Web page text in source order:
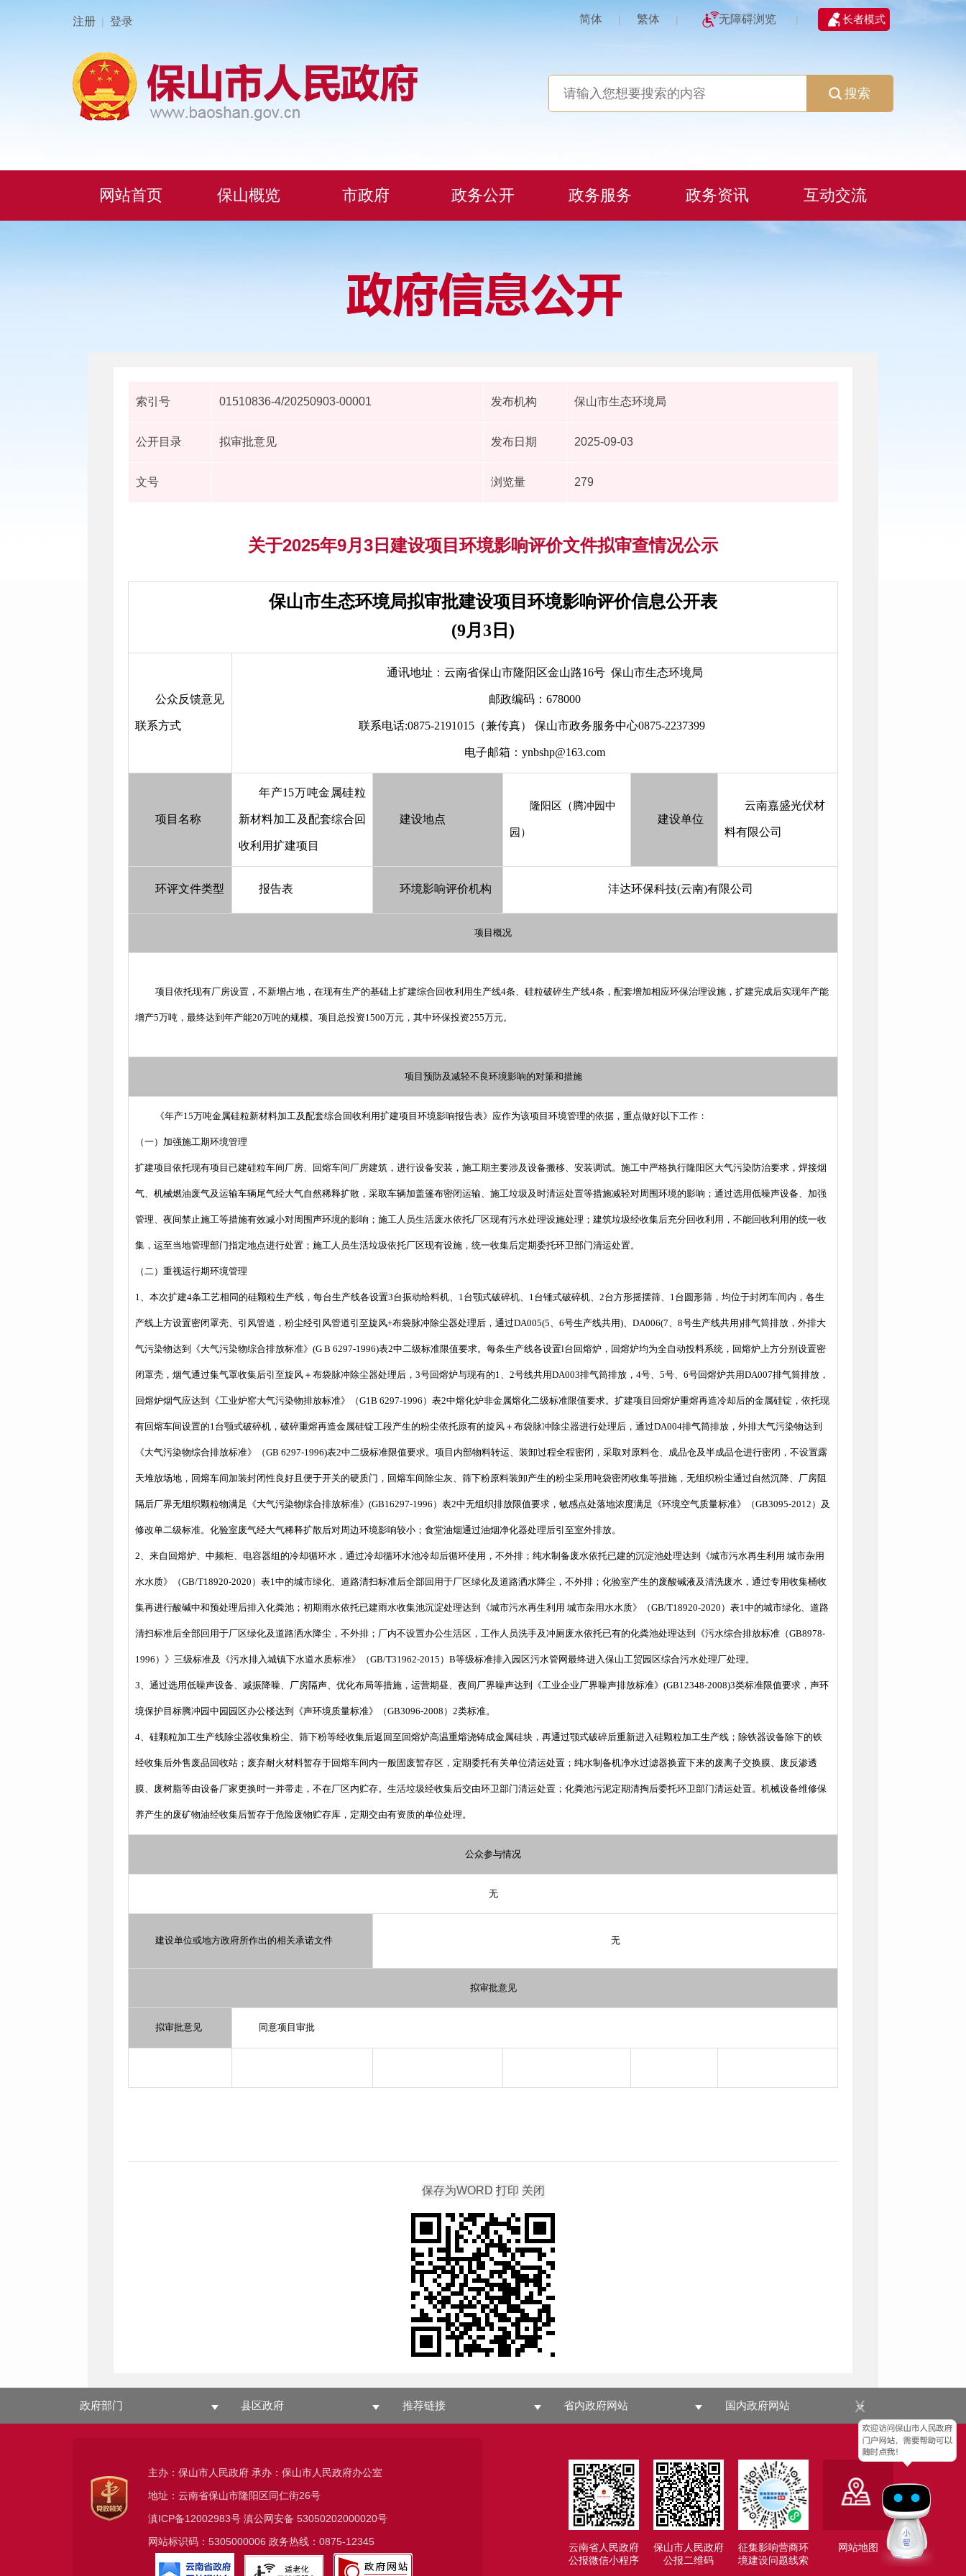
注册 | 登录 简体 | 繁体 | 无障碍浏览 | 长者模式
x
搜索
网站首页 保山概览 市政府 政务公开 政务服务 政务资讯 互动交流
索引号 01510836-4/20250903-00001 发布机构 保山市生态环境局
公开目录 拟审批意见 发布日期 2025-09-03
文号 浏览量 279
关于2025年9月3日建设项目环境影响评价文件拟审查情况公示
保山市生态环境局拟审批建设项目环境影响评价信息公开表
(9月3日)
公众反馈意见
联系方式
通讯地址：云南省保山市隆阳区金山路16号 保山市生态环境局
邮政编码：678000
联系电话:0875-2191015（兼传真） 保山市政务服务中心0875-2237399
电子邮箱：ynbshp@163.com
项目名称
年产15万吨金属硅粒
新材料加工及配套综合回
收利用扩建项目
建设地点
隆阳区（腾冲园中
园）
建设单位
云南嘉盛光伏材
料有限公司
环评文件类型 报告表 环境影响评价机构 沣达环保科技(云南)有限公司
项目概况
项目依托现有厂房设置，不新增占地，在现有生产的基础上扩建综合回收利用生产线4条、硅粒破碎生产线4条，配套增加相应环保治理设施，扩建完成后实现年产能
增产5万吨，最终达到年产能20万吨的规模。项目总投资1500万元，其中环保投资255万元。
项目预防及减轻不良环境影响的对策和措施
《年产15万吨金属硅粒新材料加工及配套综合回收利用扩建项目环境影响报告表》应作为该项目环境管理的依据，重点做好以下工作：
（一）加强施工期环境管理
扩建项目依托现有项目已建硅粒车间厂房、回熔车间厂房建筑，进行设备安装，施工期主要涉及设备搬移、安装调试。施工中严格执行隆阳区大气污染防治要求，焊接烟
气、机械燃油废气及运输车辆尾气经大气自然稀释扩散，采取车辆加盖篷布密闭运输、施工垃圾及时清运处置等措施减轻对周围环境的影响；通过选用低噪声设备、加强
管理、夜间禁止施工等措施有效减小对周围声环境的影响；施工人员生活废水依托厂区现有污水处理设施处理；建筑垃圾经收集后充分回收利用，不能回收利用的统一收
集，运至当地管理部门指定地点进行处置；施工人员生活垃圾依托厂区现有设施，统一收集后定期委托环卫部门清运处置。
（二）重视运行期环境管理
1、本次扩建4条工艺相同的硅颗粒生产线，每台生产线各设置3台振动给料机、1台颚式破碎机、1台锤式破碎机、2台方形摇摆筛、1台圆形筛，均位于封闭车间内，各生
产线上方设置密闭罩壳、引风管道，粉尘经引风管道引至旋风+布袋脉冲除尘器处理后，通过DA005(5、6号生产线共用)、DA006(7、8号生产线共用)排气筒排放，外排大
气污染物达到《大气污染物综合排放标准》(G B 6297-1996)表2中二级标准限值要求。每条生产线各设置l台回熔炉，回熔炉均为全自动投料系统，回熔炉上方分别设置密
闭罩壳，烟气通过集气罩收集后引至旋风＋布袋脉冲除尘器处理后，3号回熔炉与现有的1、2号线共用DA003排气筒排放，4号、5号、6号回熔炉共用DA007排气筒排放，
回熔炉烟气应达到《工业炉窑大气污染物排放标准》（G1B 6297-1996）表2中熔化炉非金属熔化二级标准限值要求。扩建项目回熔炉重熔再造冷却后的金属硅锭，依托现
有回熔车间设置的1台颚式破碎机，破碎重熔再造金属硅锭工段产生的粉尘依托原有的旋风＋布袋脉冲除尘器进行处理后，通过DA004排气筒排放，外排大气污染物达到
《大气污染物综合排放标准》（GB 6297-1996)表2中二级标准限值要求。项目内部物料转运、装卸过程全程密闭，采取对原料仓、成品仓及半成品仓进行密闭，不设置露
天堆放场地，回熔车间加装封闭性良好且便于开关的硬质门，回熔车间除尘灰、筛下粉原料装卸产生的粉尘采用吨袋密闭收集等措施，无组织粉尘通过自然沉降、厂房阻
隔后厂界无组织颗粒物满足《大气污染物综合排放标准》(GB16297-1996）表2中无组织排放限值要求，敏感点处落地浓度满足《环境空气质量标准》（GB3095-2012）及
修改单二级标准。化验室废气经大气稀释扩散后对周边环境影响较小；食堂油烟通过油烟净化器处理后引至室外排放。
2、来自回熔炉、中频柜、电容器组的冷却循环水，通过冷却循环水池冷却后循环使用，不外排；纯水制备废水依托已建的沉淀池处理达到《城市污水再生利用 城市杂用
水水质》（GB/T18920-2020）表1中的城市绿化、道路清扫标准后全部回用于厂区绿化及道路洒水降尘，不外排；化验室产生的废酸碱液及清洗废水，通过专用收集桶收
集再进行酸碱中和预处理后排入化粪池；初期雨水依托已建雨水收集池沉淀处理达到《城市污水再生利用 城市杂用水水质》（GB/T18920-2020）表1中的城市绿化、道路
清扫标准后全部回用于厂区绿化及道路洒水降尘，不外排；厂内不设置办公生活区，工作人员洗手及冲厕废水依托已有的化粪池处理达到《污水综合排放标准（GB8978-
1996）》三级标准及《污水排入城镇下水道水质标准》（GB/T31962-2015）B等级标准排入园区污水管网最终进入保山工贸园区综合污水处理厂处理。
3、通过选用低噪声设备、减振降噪、厂房隔声、优化布局等措施，运营期昼、夜间厂界噪声达到《工业企业厂界噪声排放标准》(GB12348-2008)3类标准限值要求，声环
境保护目标腾冲园中园园区办公楼达到《声环境质量标准》（GB3096-2008）2类标准。
4、硅颗粒加工生产线除尘器收集粉尘、筛下粉等经收集后返回至回熔炉高温重熔浇铸成金属硅块，再通过颚式破碎后重新进入硅颗粒加工生产线；除铁器设备除下的铁
经收集后外售废品回收站；废弃耐火材料暂存于回熔车间内一般固废暂存区，定期委托有关单位清运处置；纯水制备机净水过滤器换置下来的废离子交换膜、废反渗透
膜、废树脂等由设备厂家更换时一并带走，不在厂区内贮存。生活垃圾经收集后交由环卫部门清运处置；化粪池污泥定期清掏后委托环卫部门清运处置。机械设备维修保
养产生的废矿物油经收集后暂存于危险废物贮存库，定期交由有资质的单位处理。
公众参与情况
无
建设单位或地方政府所作出的相关承诺文件 无
拟审批意见
拟审批意见 同意项目审批
政府部门 县区政府 推荐链接 省内政府网站 国内政府网站
云南省人民政府
公报微信小程序
保山市人民政府
公报二维码
征集影响营商环
境建设问题线索
网站地图
主办：保山市人民政府 承办：保山市人民政府办公室
地址：云南省保山市隆阳区同仁街26号
滇ICP备12002983号滇公网安备 53050202000020号
网站标识码：5305000006 政务热线：0875-12345